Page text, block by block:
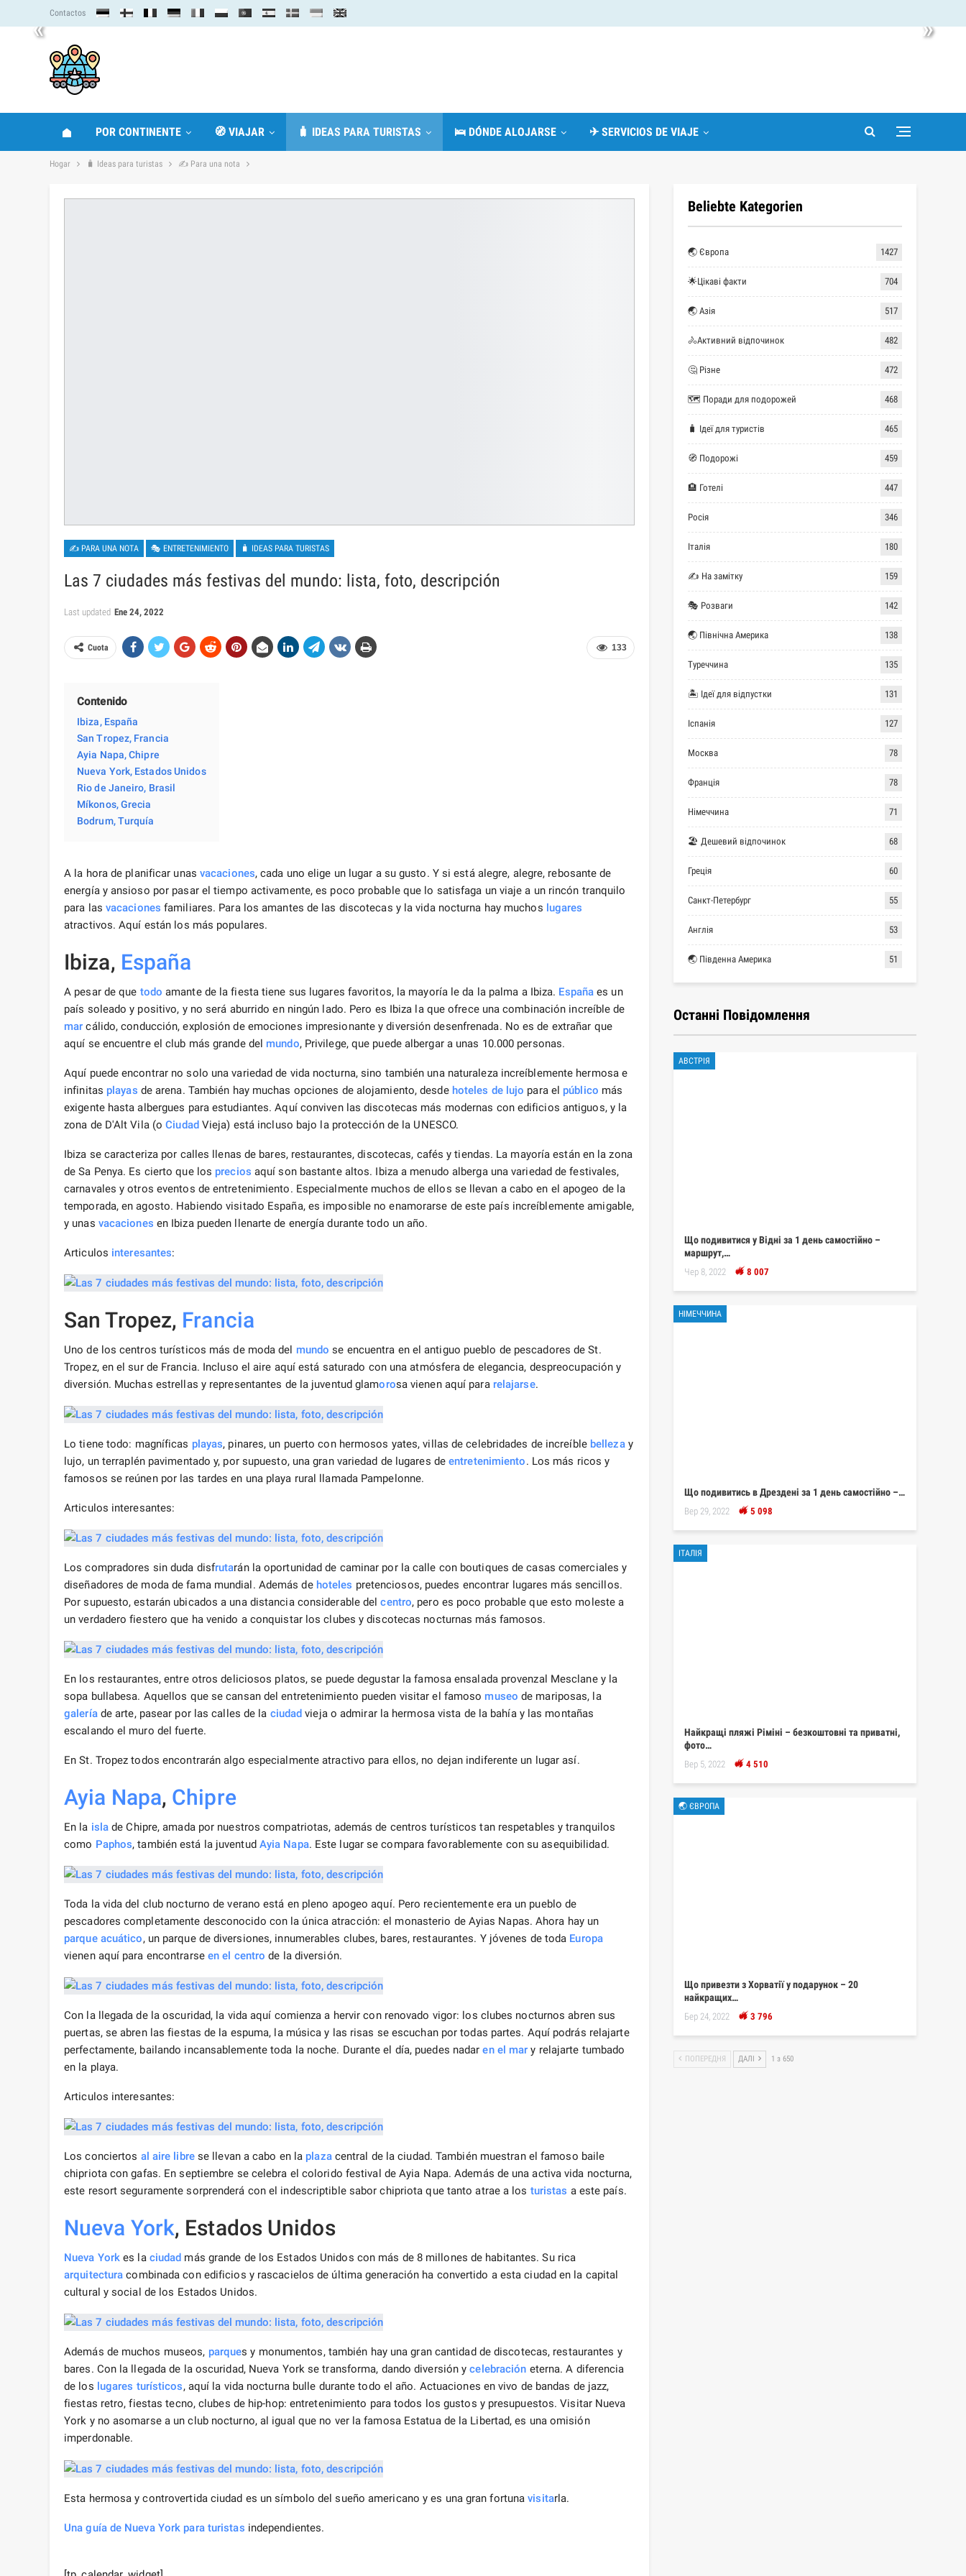
« »
Contactos
POR CONTINENTE 🧭 VIAJAR 🧳 IDEAS PARA TURISTAS 🛌 DÓNDE ALOJARSE ✈ SERVICIOS DE VIAJE
Hogar 🧳 Ideas para turistas ✍ Para una nota
✍ PARA UNA NOTA 🎭 ENTRETENIMIENTO 🧳 IDEAS PARA TURISTAS
Las 7 ciudades más festivas del mundo: lista, foto, descripción
Last updated Ene 24, 2022
133
Cuota
Contenido
Ibiza, España
San Tropez, Francia
Ayia Napa, Chipre
Nueva York, Estados Unidos
Rio de Janeiro, Brasil
Míkonos, Grecia
Bodrum, Turquía
A la hora de planificar unas vacaciones, cada uno elige un lugar a su gusto. Y si está alegre, alegre, rebosante de
energía y ansioso por pasar el tiempo activamente, es poco probable que lo satisfaga un viaje a un rincón tranquilo
para las vacaciones familiares. Para los amantes de las discotecas y la vida nocturna hay muchos lugares
atractivos. Aquí están los más populares.
Ibiza, España
A pesar de que todo amante de la fiesta tiene sus lugares favoritos, la mayoría le da la palma a Ibiza. España es un
país soleado y positivo, y no será aburrido en ningún lado. Pero es Ibiza la que ofrece una combinación increíble de
mar cálido, conducción, explosión de emociones impresionante y diversión desenfrenada. No es de extrañar que
aquí se encuentre el club más grande del mundo, Privilege, que puede albergar a unas 10.000 personas.
Aquí puede encontrar no solo una variedad de vida nocturna, sino también una naturaleza increíblemente hermosa e
infinitas playas de arena. También hay muchas opciones de alojamiento, desde hoteles de lujo para el público más
exigente hasta albergues para estudiantes. Aquí conviven las discotecas más modernas con edificios antiguos, y la
zona de D'Alt Vila (oCiudadVieja) está incluso bajo la protección de la UNESCO.
Ibiza se caracteriza por calles llenas de bares, restaurantes, discotecas, cafés y tiendas. La mayoría están en la zona
de Sa Penya. Es cierto que los precios aquí son bastante altos. Ibiza a menudo alberga una variedad de festivales,
carnavales y otros eventos de entretenimiento. Especialmente muchos de ellos se llevan a cabo en el apogeo de la
temporada, en agosto. Habiendo visitado España, es imposible no enamorarse de este país increíblemente amigable,
y unas vacaciones en Ibiza pueden llenarte de energía durante todo un año.
Articulos interesantes:
San Tropez, Francia
Uno de los centros turísticos más de moda del mundo se encuentra en el antiguo pueblo de pescadores de St.
Tropez, en el sur de Francia. Incluso el aire aquí está saturado con una atmósfera de elegancia, despreocupación y
diversión. Muchas estrellas y representantes de la juventud glamorosa vienen aquí para relajarse.
Lo tiene todo: magníficas playas, pinares, un puerto con hermosos yates, villas de celebridades de increíble bellezay
lujo, un terraplén pavimentado y, por supuesto, una gran variedad de lugares deentretenimiento. Los más ricos y
famosos se reúnen por las tardes en una playa rural llamada Pampelonne.
Articulos interesantes:
Los compradores sin duda disfrutarán la oportunidad de caminar por la calle con boutiques de casas comerciales y
diseñadores de moda de fama mundial. Además de hoteles pretenciosos, puedes encontrar lugares más sencillos.
Por supuesto, estarán ubicados a una distancia considerable delcentro, pero es poco probable que esto moleste a
un verdadero fiestero que ha venido a conquistar los clubes y discotecas nocturnas más famosos.
En los restaurantes, entre otros deliciosos platos, se puede degustar la famosa ensalada provenzal Mesclane y la
sopa bullabesa. Aquellos que se cansan del entretenimiento pueden visitar el famoso museo de mariposas, la
galeríade arte, pasear por las calles de la ciudad vieja o admirar la hermosa vista de la bahía y las montañas
escalando el muro del fuerte.
En St. Tropez todos encontrarán algo especialmente atractivo para ellos, no dejan indiferente un lugar así.
Ayia Napa, Chipre
En la isla de Chipre, amada por nuestros compatriotas, además de centros turísticos tan respetables y tranquilos
como Paphos, también está la juventud Ayia Napa. Este lugar se compara favorablemente con su asequibilidad.
Toda la vida del club nocturno de verano está en pleno apogeo aquí. Pero recientemente era un pueblo de
pescadores completamente desconocido con la única atracción: el monasterio de Ayias Napas. Ahora hay un
parque acuático, un parque de diversiones, innumerables clubes, bares, restaurantes. Y jóvenes de toda Europa
vienen aquí para encontrarse en el centro de la diversión.
Con la llegada de la oscuridad, la vida aquí comienza a hervir con renovado vigor: los clubes nocturnos abren sus
puertas, se abren las fiestas de la espuma, la música y las risas se escuchan por todas partes. Aquí podrás relajarte
perfectamente, bailando incansablemente toda la noche. Durante el día, puedes nadaren el mar y relajarte tumbado
en la playa.
Articulos interesantes:
Los conciertos al aire librese llevan a cabo en la plazacentral de la ciudad. También muestran el famoso baile
chipriota con gafas. En septiembre se celebra el colorido festival de Ayia Napa. Además de una activa vida nocturna,
este resort seguramente sorprenderá con el indescriptible sabor chipriota que tanto atrae a los turistas a este país.
Nueva York, Estados Unidos
Nueva York es la ciudad más grande de los Estados Unidos con más de 8 millones de habitantes. Su rica
arquitectura combinada con edificios y rascacielos de última generación ha convertido a esta ciudad en la capital
cultural y social de los Estados Unidos.
Además de muchos museos, parques y monumentos, también hay una gran cantidad de discotecas, restaurantes y
bares. Con la llegada de la oscuridad, Nueva York se transforma, dando diversión ycelebración eterna. A diferencia
de los lugares turísticos, aquí la vida nocturna bulle durante todo el año. Actuaciones en vivo de bandas de jazz,
fiestas retro, fiestas tecno, clubes de hip-hop: entretenimiento para todos los gustos y presupuestos. Visitar Nueva
York y no asomarse a un club nocturno, al igual que no ver la famosa Estatua de la Libertad, es una omisión
imperdonable.
Esta hermosa y controvertida ciudad es un símbolo del sueño americano y es una gran fortunavisitarla.
Una guía de Nueva York para turistas independientes.
Beliebte Kategorien
🌏 Європа 1427
🌟Цікаві факти 704
🌏 Азія 517
🚴Активний відпочинок 482
🤔 Різне 472
🗺 Поради для подорожей 468
🧳 Ідеї для туристів 465
🧭 Подорожі 459
🏨 Готелі 447
Росія 346
Італія 180
✍ На замітку 159
🎭 Розваги 142
🌏 Північна Америка 138
Туреччина 135
🏝 Ідеї для відпустки 131
Іспанія 127
Москва 78
Франція 78
Німеччина 71
🏖 Дешевий відпочинок 68
Греція 60
Санкт-Петербург 55
Англія 53
🌏 Південна Америка 51
Останні Повідомлення
АВСТРІЯ
Що подивитися у Відні за 1 день самостійно –
маршрут,…
Чер 8, 2022 8 007
НІМЕЧЧИНА
Що подивитись в Дрездені за 1 день самостійно –…
Вер 29, 2022 5 098
ІТАЛІЯ
Найкращі пляжі Ріміні – безкоштовні та приватні,
фото…
Вер 5, 2022 4 510
🌏 ЄВРОПА
Що привезти з Хорватії у подарунок – 20
найкращих…
Бер 24, 2022 3 796
ПОПЕРЕДНЯ ДАЛІ 1 з 650